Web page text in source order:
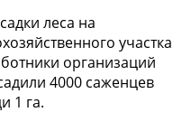
леса на
участка
организаций
4000 саженцев
1 га.